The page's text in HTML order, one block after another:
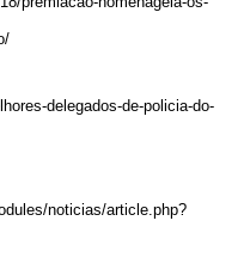
delegados-de-policia-do-
noticias/article.php?